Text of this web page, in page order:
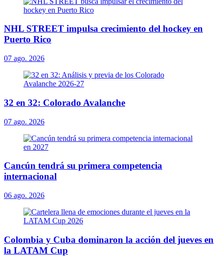
NHL STREET impulsa crecimiento del hockey en
Puerto Rico
07 ago. 2026
32 en 32: Colorado Avalanche
07 ago. 2026
Cancún tendrá su primera competencia
internacional
06 ago. 2026
Colombia y Cuba dominaron la acción del jueves en
la LATAM Cup